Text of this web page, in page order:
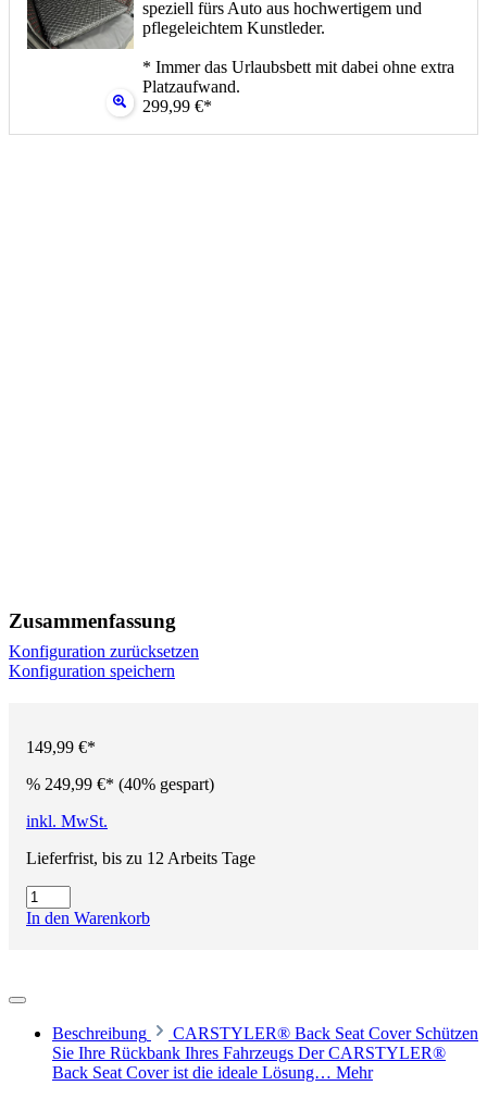
speziell fürs Auto aus hochwertigem und
pflegeleichtem Kunstleder.
* Immer das Urlaubsbett mit dabei ohne extra
Platzaufwand.
299,99 €*
Zusammenfassung
Konfiguration zurücksetzen
Konfiguration speichern
149,99 €*
% 249,99 €* (40% gespart)
inkl. MwSt.
Lieferfrist, bis zu 12 Arbeits Tage
In den Warenkorb
Beschreibung
CARSTYLER® Back Seat Cover Schützen
Sie Ihre Rückbank Ihres Fahrzeugs Der CARSTYLER®
Back Seat Cover ist die ideale Lösung… Mehr